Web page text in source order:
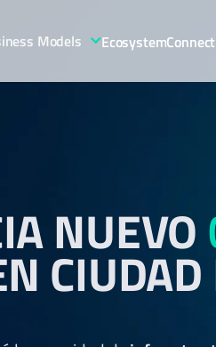
Models Ecosystem
NUEVO
CIUDAD